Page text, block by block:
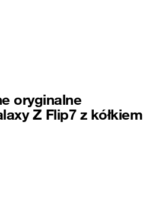
oryginalne
Z Flip7 z kółkiem